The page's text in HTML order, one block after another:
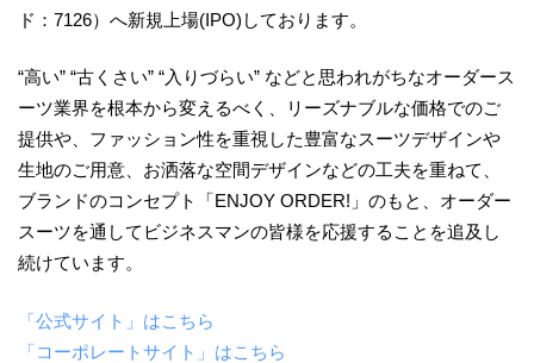
ド：7126）へ新規上場(IPO)しております。
“高い” “古くさい” “入りづらい” などと思われがちなオーダース
ーツ業界を根本から変えるべく、リーズナブルな価格でのご
提供や、ファッション性を重視した豊富なスーツデザインや
生地のご用意、お洒落な空間デザインなどの工夫を重ねて、
ブランドのコンセプト「ENJOY ORDER!」のもと、オーダー
スーツを通してビジネスマンの皆様を応援することを追及し
続けています。
「公式サイト」はこちら
「コーポレートサイト」はこちら